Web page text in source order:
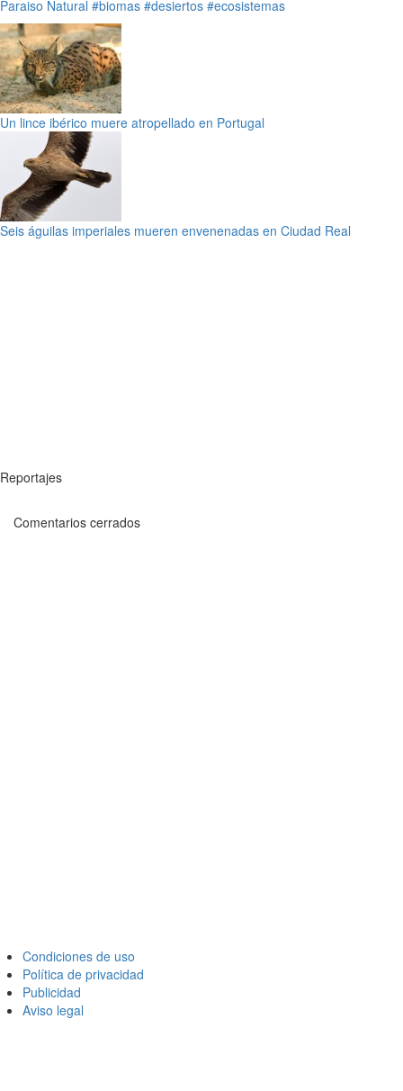
Paraiso Natural #biomas #desiertos #ecosistemas
Un lince ibérico muere atropellado en Portugal
Seis águilas imperiales mueren envenenadas en Ciudad Real
Reportajes
Comentarios cerrados
Condiciones de uso
Política de privacidad
Publicidad
Aviso legal